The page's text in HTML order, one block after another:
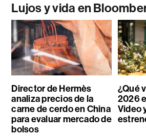
Lujos y vida en
Director de Hermès
analiza precios de la
carne de cerdo en China
para evaluar mercado de
bolsos
¿Qué
2026
Video